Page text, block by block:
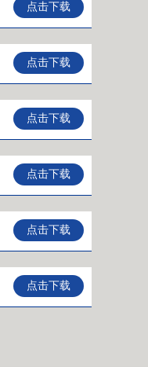
点击下载
点击下载
点击下载
点击下载
点击下载
点击下载